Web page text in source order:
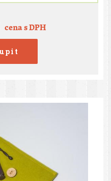
cena s DPH